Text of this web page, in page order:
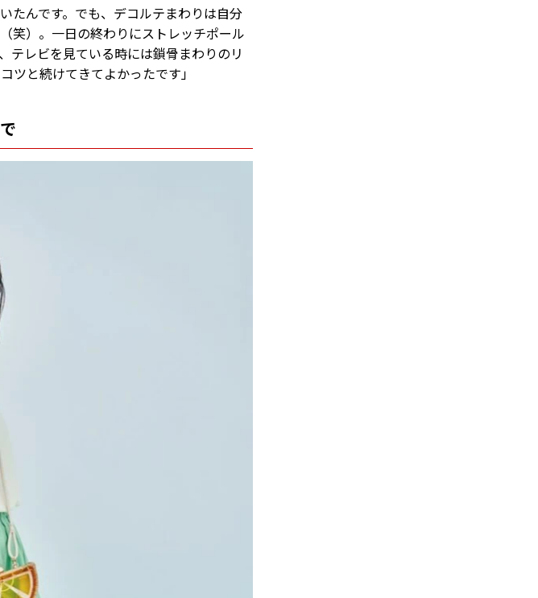
たんです。でも、デコルテまわりは自分
笑）。一日の終わりにストレッチポール
テレビを見ている時には鎖骨まわりのリ
と続けてきてよかったです」